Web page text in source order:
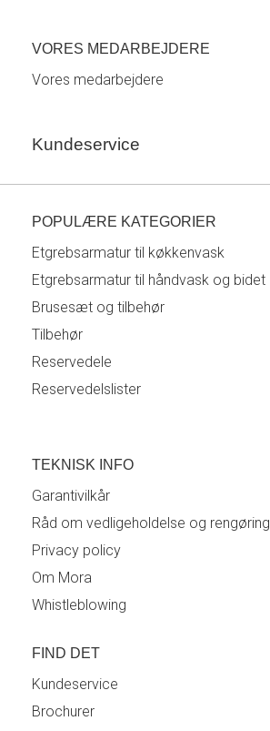
VORES MEDARBEJDERE
Vores medarbejdere
Kundeservice
POPULÆRE KATEGORIER
Etgrebsarmatur til køkkenvask
Etgrebsarmatur til håndvask og bidet
Brusesæt og tilbehør
Tilbehør
Reservedele
Reservedelslister
TEKNISK INFO
Garantivilkår
Råd om vedligeholdelse og rengøring
Privacy policy
Om Mora
Whistleblowing
FIND DET
Kundeservice
Brochurer